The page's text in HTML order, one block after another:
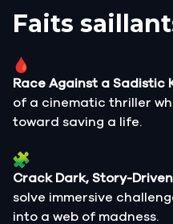
Faits
Race Against a Sadistic
of a cinematic thriller
toward saving a life.
Crack Dark, Story-
solve immersive
into a web of madness.